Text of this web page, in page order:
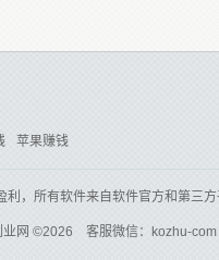
苹果赚钱
利，所有软件来自软件官方和第三
网 ©2026 客服微信：kozhu-